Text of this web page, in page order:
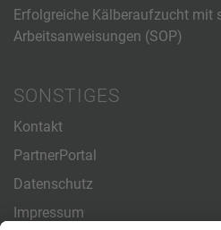
Erfolgreiche Kälberaufzucht mit
Arbeitsanweisungen (SOP)
SONSTIGES
Kontakt
PartnerPortal
Datenschutz
Impressum